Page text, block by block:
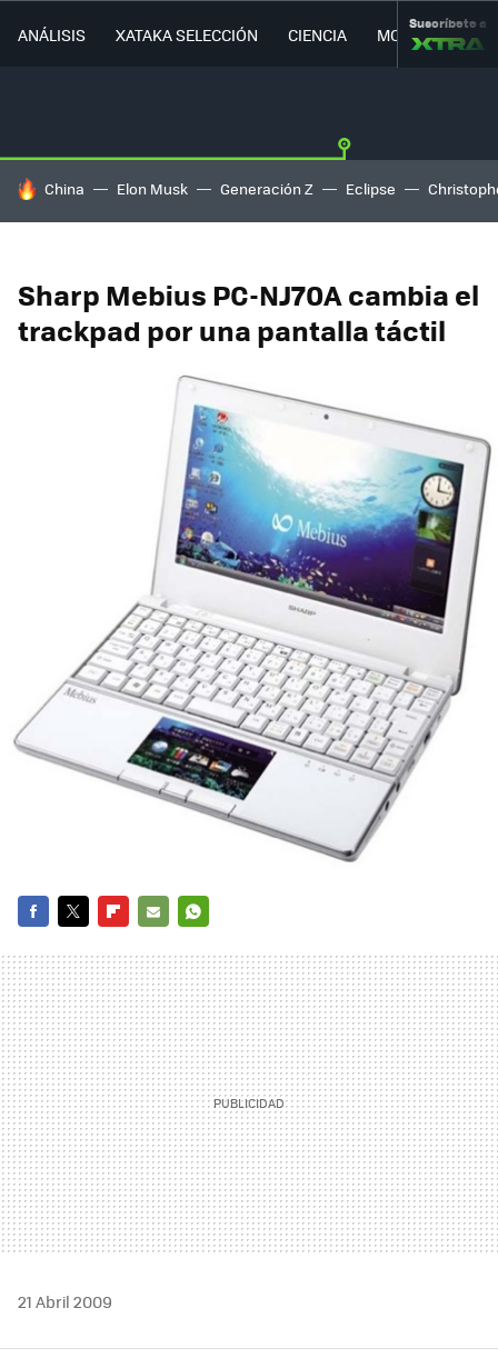
ANÁLISIS XATAKA SELECCIÓN CIENCIA MOVILIDAD
Suscríbete a
HOY SE HABLA DE
China Elon Musk Generación Z Eclipse
Sharp Mebius PC-NJ70A cambia el
trackpad por una pantalla táctil
MAIL
21 Abril 2009